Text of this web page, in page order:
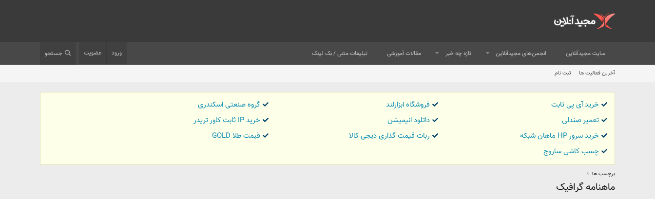
سایت مجیدآنلاین انجمن‌های مجیدآنلاین تازه چه خبر مقالات آموزشی تبلیغات متنی / بک لینک ورود عضویت جستجو
آخرین فعالیت ها ثبت نام
خرید آی پی ثابت فروشگاه ابزارلند
گروه صنعتی اسکندری
تعمیر صندلی
داتلود انیمیشن
خرید IP ثابت کاور تریدر
خرید سرور HP ماهان شبکه
ربات قیمت گذاری دیجی کالا
قیمت طلا GOLD
چسب کاشی ساروج
برچسب ها
ماهنامه گرافیک